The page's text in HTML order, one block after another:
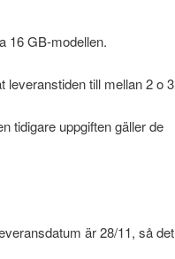
16 GB-modellen.
leveranstiden till mellan 2 o 3
tidigare uppgiften gäller de
är 28/11, så det